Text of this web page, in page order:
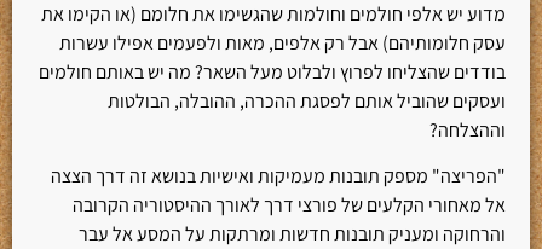
מדוע יש אלפי חולמים וחולמות שהגשימו את חלומם (או הקימו את
עסק חלומותיהם) אבל רק אלפים, מאות ולפעמים אפילו עשרות
בודדים שהצליחו לפרוץ ולבלוט מעל השאר? מה יש באותם חולמים
ועסקים שהוביל אותם לפסגת ההכרה, ההובלה, הבולטות
וההצלחה?
"הפריצה" מספק תובנות מעמיקות ואישיות בנושא זה דרך הצצה
אל מאחורי הקלעים של פורצי דרך לאורך ההיסטוריה הקרובה
והרחוקה ומעניק תובנות חדשות ומרתקות על המסע אל עבר